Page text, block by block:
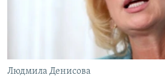
ПОБЕДИТЕЛЕЙ НЕ СУДЯТ?
КРЫМ.НЕПОКОРЕННЫЙ
УКРАИНСКАЯ ПРОБЛЕМА КРЫМА
ПРИСОЕДИНЯЙТЕСЬ!
Людмила Денисова